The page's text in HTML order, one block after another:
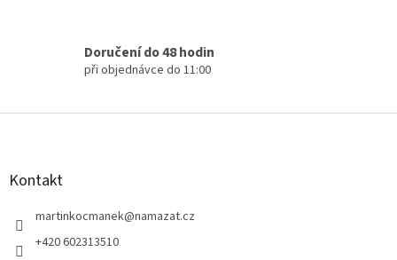
s
u
Doručení do 48 hodin
při objednávce do 11:00
Z
Kontakt
martinkocmanek@namazat.cz
+420 602313510